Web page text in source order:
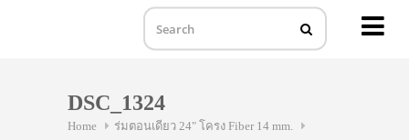
DSC_1324
Home
ร่มตอนเดียว 24" โครง Fiber 14 mm.